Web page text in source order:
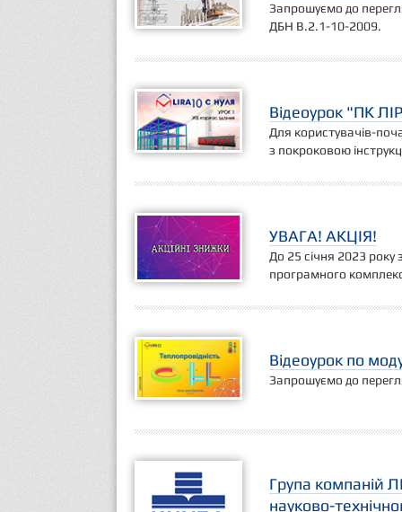
Запрошуємо до
ДБН В.2.1-10-2009.
Відеоурок "ПК
Для користувачів-
з покроковою
УВАГА! АКЦІЯ!
До 25 січня 2023
програмного
Відеоурок по
Запрошуємо до
Група компаній
науково-